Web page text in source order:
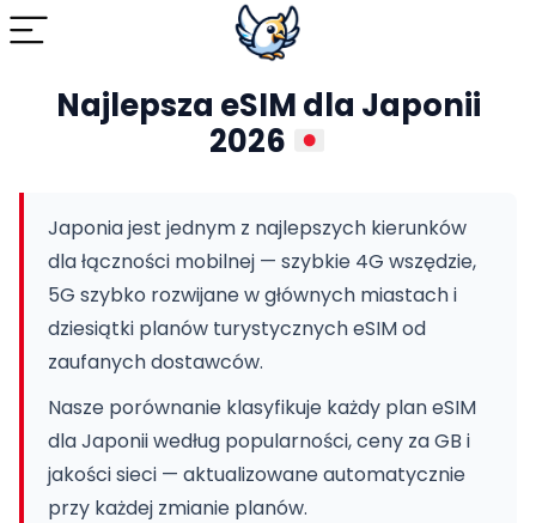
Najlepsza eSIM dla Japonii
2026
Japonia jest jednym z najlepszych kierunków
dla łączności mobilnej — szybkie 4G wszędzie,
5G szybko rozwijane w głównych miastach i
dziesiątki planów turystycznych eSIM od
zaufanych dostawców.
Nasze porównanie klasyfikuje każdy plan eSIM
dla Japonii według popularności, ceny za GB i
jakości sieci — aktualizowane automatycznie
przy każdej zmianie planów.